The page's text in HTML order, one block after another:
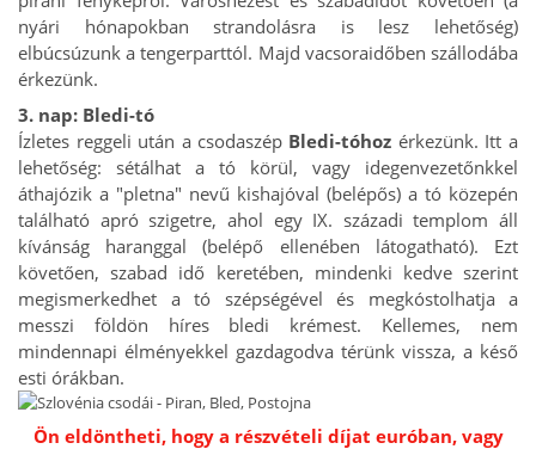
nyári hónapokban strandolásra is lesz lehetőség)
elbúcsúzunk a tengerparttól. Majd vacsoraidőben szállodába
érkezünk.
3. nap: Bledi-tó
Ízletes reggeli után a csodaszép Bledi-tóhoz érkezünk. Itt a
lehetőség: sétálhat a tó körül, vagy idegenvezetőnkkel
áthajózik a "pletna" nevű kishajóval (belépős) a tó közepén
található apró szigetre, ahol egy IX. századi templom áll
kívánság haranggal (belépő ellenében látogatható). Ezt
követően, szabad idő keretében, mindenki kedve szerint
megismerkedhet a tó szépségével és megkóstolhatja a
messzi földön híres bledi krémest. Kellemes, nem
mindennapi élményekkel gazdagodva térünk vissza, a késő
esti órákban.
Ön eldöntheti, hogy a részvételi díjat euróban, vagy